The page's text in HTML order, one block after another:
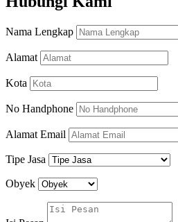
Nama Lengkap
Alamat
Kota
No Handphone
Alamat Email
Tipe Jasa
Obyek